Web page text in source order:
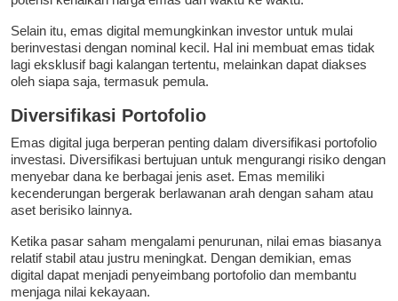
Selain itu, emas digital memungkinkan investor untuk mulai
berinvestasi dengan nominal kecil. Hal ini membuat emas tidak
lagi eksklusif bagi kalangan tertentu, melainkan dapat diakses
oleh siapa saja, termasuk pemula.
Diversifikasi Portofolio
Emas digital juga berperan penting dalam diversifikasi portofolio
investasi. Diversifikasi bertujuan untuk mengurangi risiko dengan
menyebar dana ke berbagai jenis aset. Emas memiliki
kecenderungan bergerak berlawanan arah dengan saham atau
aset berisiko lainnya.
Ketika pasar saham mengalami penurunan, nilai emas biasanya
relatif stabil atau justru meningkat. Dengan demikian, emas
digital dapat menjadi penyeimbang portofolio dan membantu
menjaga nilai kekayaan.